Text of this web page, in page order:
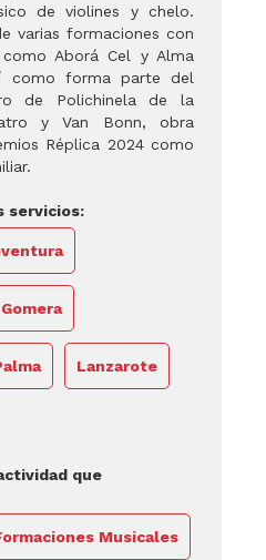
de violines y chelo.
varias formaciones con
Aborá Cel y Alma
como forma parte del
de Polichinela de la
y Van Bonn, obra
Réplica 2024 como
servicios:
Lanzarote
que
Musicales